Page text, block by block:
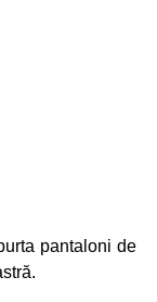
pantaloni de